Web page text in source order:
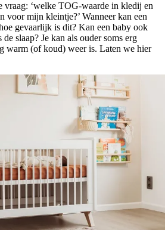
vraag: ‘welke TOG-waarde in kledij en
voor mijn kleintje?’ Wanneer kan een
gevaarlijk is dit? Kan een baby ook
slaap? Je kan als ouder soms erg
warm (of koud) weer is. Laten we hier